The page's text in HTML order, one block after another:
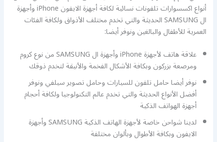
أنواع اكسسوارات تلفونات نسائية لكافة أجهزة الايفون iPhone وأجهزة
ال SAMSUNG الحديثة والتي تخدم مختلف الأذواق ولكافة الفئات
العمرية للأطفال والبالغين ونوفر أيضا:
علاقة هاتف لأجهزة iPhone وأجهزة ال SAMSUNG من نوع كروم
ومرصعة بزركون وبكافة الأشكال الفخمة والأنيقة لتخدم ذوقك
نوفر أيضا حامل تلفون للسيارات وحامل تصوير سيلفي ونوفر
أفضل الأنواع الحديثة والتي تخدم عالم التكنولوجيا ولكافة أحجام
أجهزة الهواتف الذكية
لدينا شواحن خاصة لأجهزة الهاتف الذكية SAMSUNG وأجهزة
الايفون وبكافة الأطوال وبألوان مختلفة